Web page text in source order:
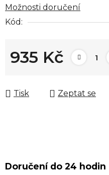
Možnosti doručení
Kód:
935 Kč
Tisk Zeptat se
Doručení do 24 hodin